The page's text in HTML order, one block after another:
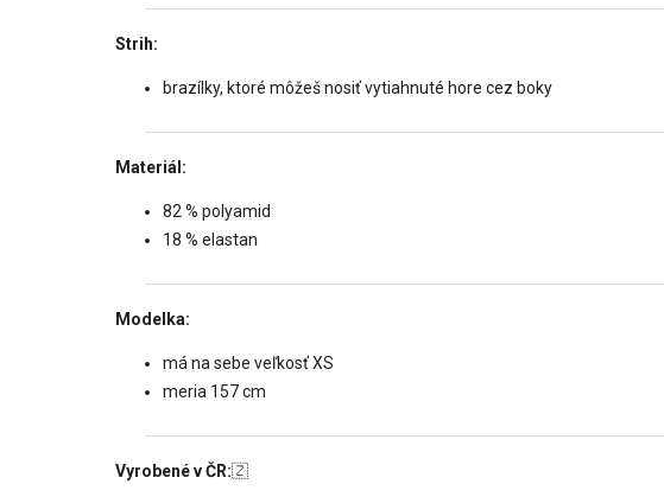
Strih:
brazílky, ktoré môžeš nosiť vytiahnuté hore cez boky
Materiál:
82 % polyamid
18 % elastan
Modelka:
má na sebe veľkosť XS
meria 157 cm
Vyrobené v ČR:🇿